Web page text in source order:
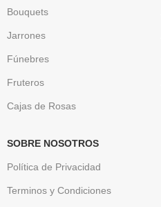
Bouquets
Jarrones
Fúnebres
Fruteros
Cajas de Rosas
SOBRE NOSOTROS
Política de Privacidad
Terminos y Condiciones